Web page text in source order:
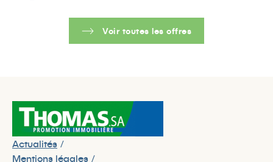
Voir toutes les offres
Actualités
Mentions légales